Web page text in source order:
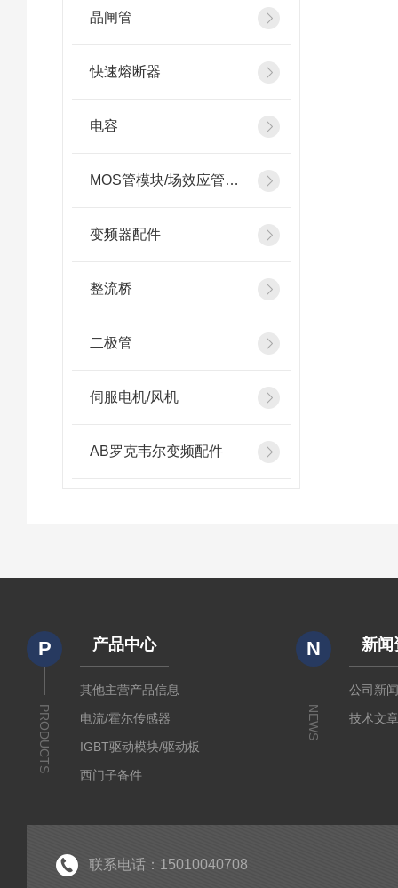
晶闸管
快速熔断器
电容
MOS管模块/场效应管模块
变频器配件
整流桥
二极管
伺服电机/风机
AB罗克韦尔变频配件
P
PRODUCTS
产品中心
其他主营产品信息
电流/霍尔传感器
IGBT驱动模块/驱动板
西门子备件
PIM集成功率模块
N
NEWS
新闻
公司新
技术文
联系电话：15010040708